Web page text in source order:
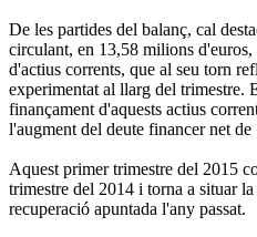
De les partides del balanç, cal
circulant, en 13,58 milions
d'actius corrents, que al seu torn
experimentat al llarg del trimestre.
finançament d'aquests actius
l'augment del deute financer net
Aquest primer trimestre del 2015
trimestre del 2014 i torna a situar
recuperació apuntada l'any passat.